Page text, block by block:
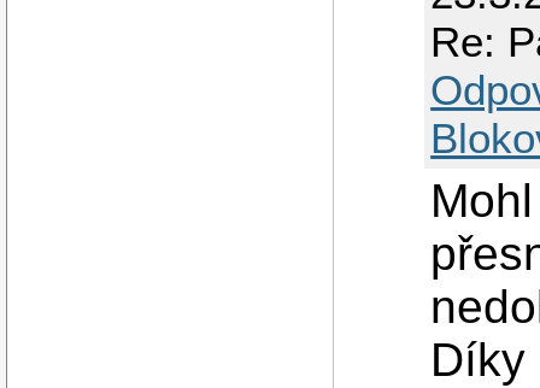
Re:
Díky